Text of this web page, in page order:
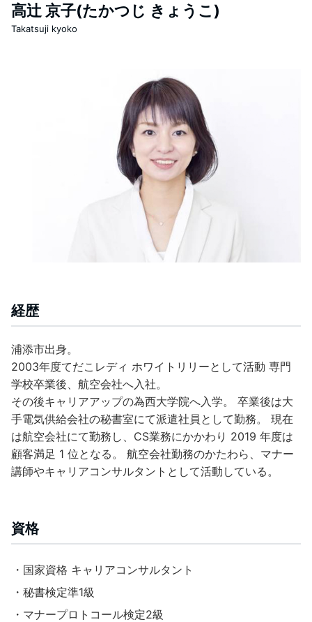
高辻 京子(たかつじ きょうこ)
Takatsuji kyoko
経歴
浦添市出身。
2003年度てだこレディ ホワイトリリーとして活動 専門
学校卒業後、航空会社へ入社。
その後キャリアアップの為西大学院へ入学。 卒業後は大
手電気供給会社の秘書室にて派遣社員として勤務。 現在
は航空会社にて勤務し、CS業務にかかわり 2019 年度は
顧客満足 1 位となる。 航空会社勤務のかたわら、マナー
講師やキャリアコンサルタントとして活動している。
資格
・国家資格 キャリアコンサルタント
・秘書検定準1級
・マナープロトコール検定2級